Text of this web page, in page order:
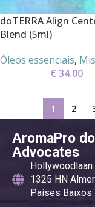
doTERRA Align
Blend (5ml)
Óleos essenciais,
€ 34.00
1 2
AromaPro
Advocates
Hollywoodlaan
1325 HN
Países Baixos